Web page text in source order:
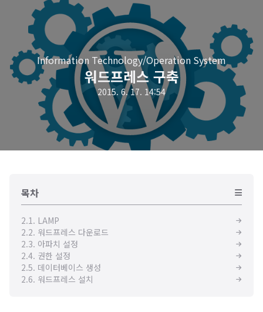
Information Technology/Operation System
워드프레스 구축
2015. 6. 17. 14:54
목차
2.1. LAMP
2.2. 워드프레스 다운로드
2.3. 아파치 설정
2.4. 권한 설정
2.5. 데이터베이스 생성
2.6. 워드프레스 설치